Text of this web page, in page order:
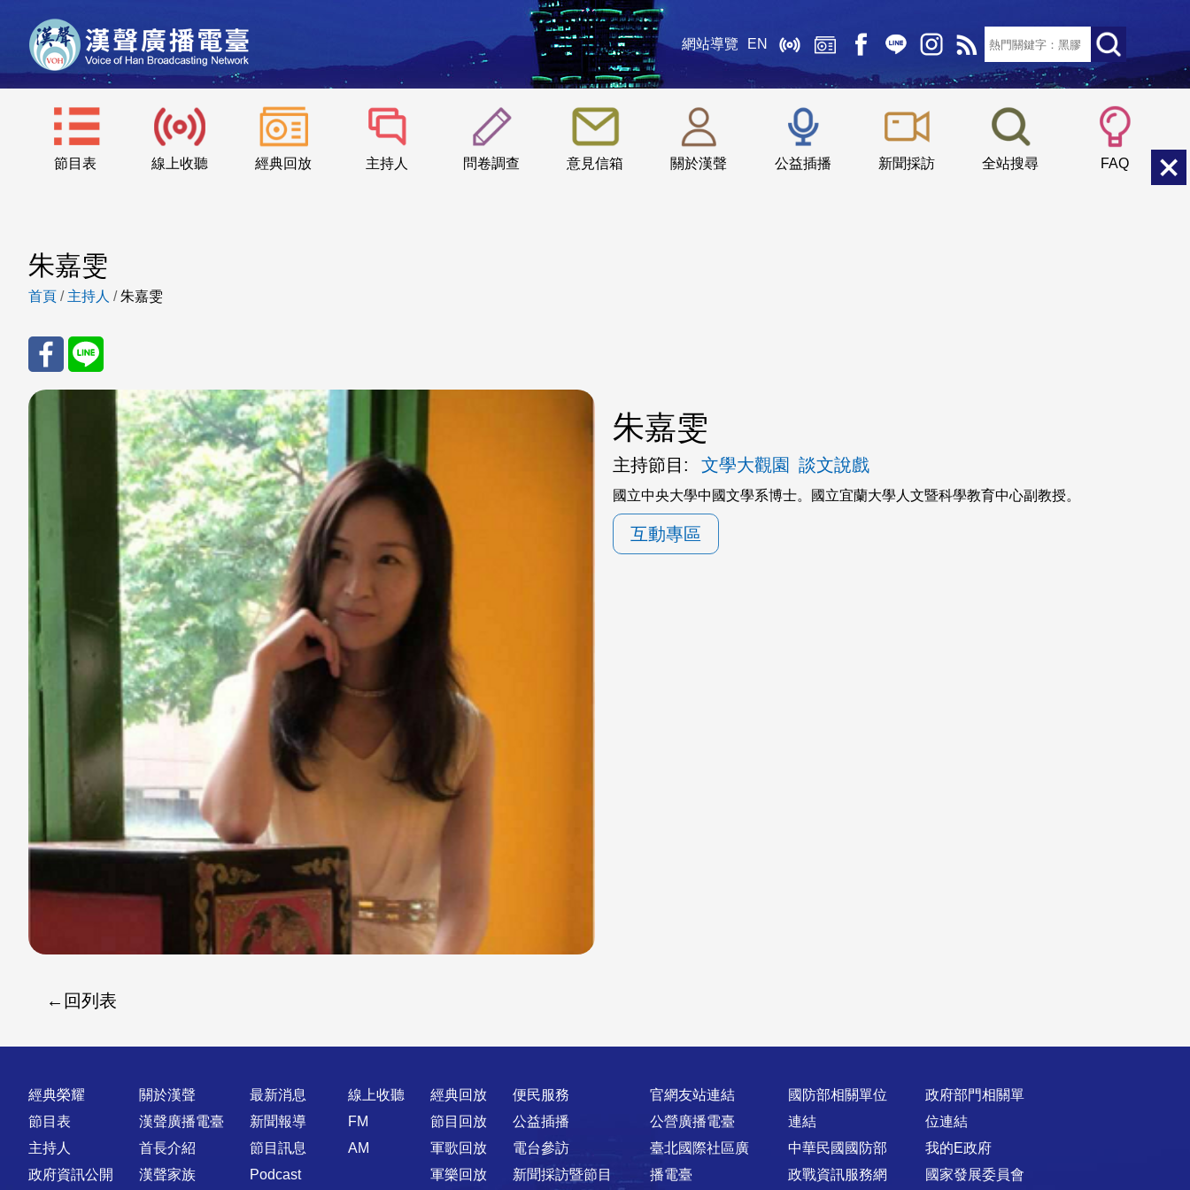
網站導覽 EN
節目表 線上收聽 經典回放 主持人 問卷調查 意見信箱 關於漢聲 公益插播 新聞採訪 全站搜尋 FAQ
::: 小 中
朱嘉雯
首頁 / 主持人 /朱嘉雯
分享
朱嘉雯
主持節目: 文學大觀園 談文說戲
國立中央大學中國文學系博士。國立宜蘭大學人文暨科學教育中心副教授。
互動專區
回列表
快速連結
經典榮耀
節目表
主持人
政府資訊公開
關於漢聲
漢聲廣播電臺
首長介紹
漢聲家族
最新消息
新聞報導
節目訊息
Podcast
線上收聽
FM
AM
經典回放
節目回放
軍歌回放
軍樂回放
便民服務
公益插播
電台參訪
新聞採訪暨節目
官網友站連結
公營廣播電臺
臺北國際社區廣
播電臺
國防部相關單位
連結
中華民國國防部
政戰資訊服務網
政府部門相關單
位連結
我的E政府
國家發展委員會